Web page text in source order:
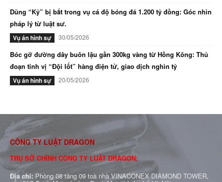
Dũng “Kỷ” bị bắt trong vụ cá độ bóng đá 1.200 tỷ đồng: Góc nhìn
pháp lý từ luật sư.
Vụ án hình sự 30/05/2026
Bóc gỡ đường dây buôn lậu gần 300kg vàng từ Hồng Kông: Thủ
đoạn tinh vị “Đội lốt” hàng điện tử, giao dịch nghìn tỷ
Vụ án hình sự 20/05/2026
CÔNG TY LUẬT DRAGON
TRỤ SỞ CHÍNH CÔNG TY LUẬT DRAGON:
Địa chỉ: Phòng 08 tầng 09 toà nhà VINACONEX DIAMOND TOWER,